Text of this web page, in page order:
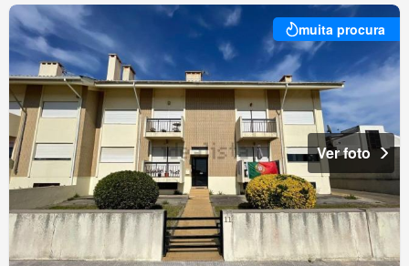
muita procura
Ver foto